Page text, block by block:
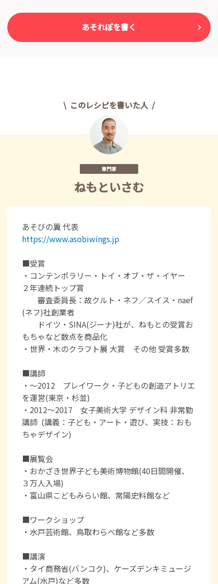
あそれぽを書く
このレシピを書いた人
専門家
ねもといさむ
あそびの翼 代表
https://www.asobiwings.jp
■受賞
・コンテンポラリー・トイ・オブ・ザ・イヤー
２年連続トップ賞
審査委員長：故クルト・ネフ／スイス・naef
(ネフ)社創業者
ドイツ・SINA(ジーナ)社が、ねもとの受賞お
もちゃなど数点を商品化
・世界・木のクラフト展 大賞 その他 受賞多数
■講師
・～2012 プレイワーク・子どもの創造アトリエ
を運営(東京・杉並)
・2012～2017 女子美術大学 デザイン科 非常勤
講師 (講義：子ども・アート・遊び、実技：おも
ちゃデザイン)
■展覧会
・おかざき世界子ども美術博物館(40日間開催、
３万人入場)
・富山県こどもみらい館、常陽史料館など
■ワークショップ
・水戸芸術館、鳥取わらべ館など多数
■講演
・タイ商務省(バンコク)、ケーズデンキミュージ
アム(水戸)など多数